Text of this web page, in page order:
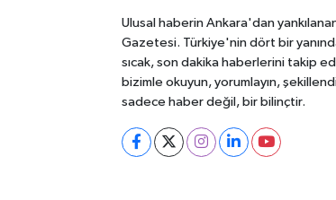
Ulusal haberin Ankara'dan
Gazetesi. Türkiye'nin dört bir
sıcak, son dakika haberlerini takip
bizimle okuyun, yorumlayın,
sadece haber değil, bir bilinçtir.